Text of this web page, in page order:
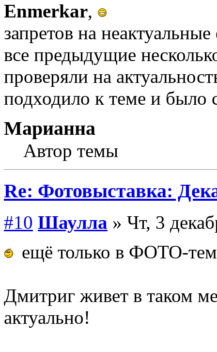
Enmerkar,
запретов на
все предыдущие
проверяли на
подходило к теме и было
Марианна
Автор темы
Re: Фотовыставка:
#10 Шаулла » Чт, 3
ещё только в ФОТО-
Дмитриг живет в таком
актуально!